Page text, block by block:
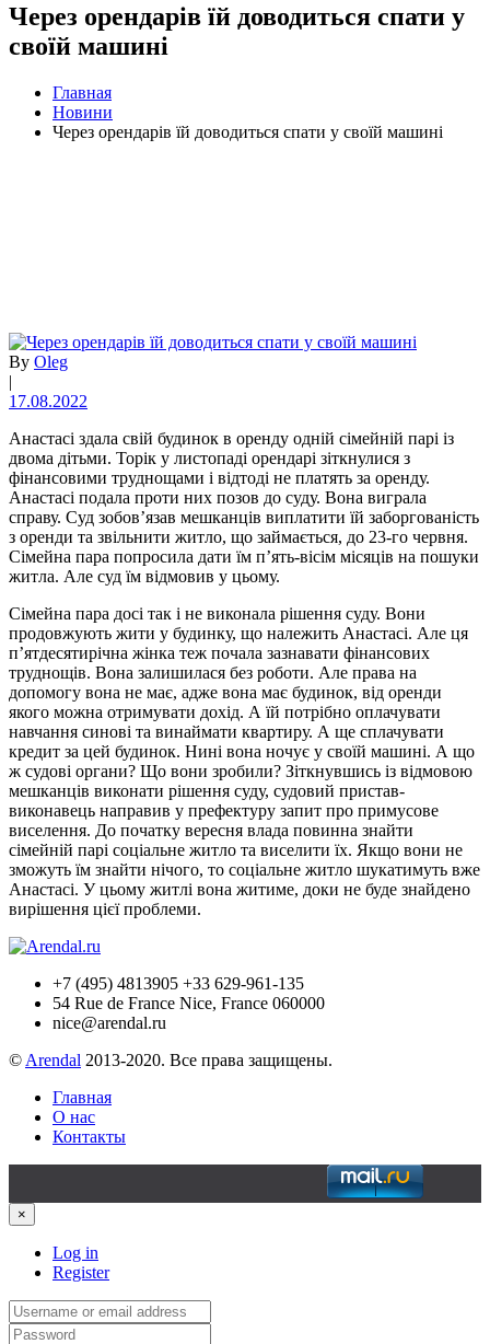
Через орендарів їй доводиться спати у
своїй машині
Главная
Новини
Через орендарів їй доводиться спати у своїй машині
By Oleg
|
17.08.2022
Анастасі здала свій будинок в оренду одній сімейній парі із
двома дітьми. Торік у листопаді орендарі зіткнулися з
фінансовими труднощами і відтоді не платять за оренду.
Анастасі подала проти них позов до суду. Вона виграла
справу. Суд зобов’язав мешканців виплатити їй заборгованість
з оренди та звільнити житло, що займається, до 23-го червня.
Сімейна пара попросила дати їм п’ять-вісім місяців на пошуки
житла. Але суд їм відмовив у цьому.
Сімейна пара досі так і не виконала рішення суду. Вони
продовжують жити у будинку, що належить Анастасі. Але ця
п’ятдесятирічна жінка теж почала зазнавати фінансових
труднощів. Вона залишилася без роботи. Але права на
допомогу вона не має, адже вона має будинок, від оренди
якого можна отримувати дохід. А їй потрібно оплачувати
навчання синові та винаймати квартиру. А ще сплачувати
кредит за цей будинок. Нині вона ночує у своїй машині. А що
ж судові органи? Що вони зробили? Зіткнувшись із відмовою
мешканців виконати рішення суду, судовий пристав-
виконавець направив у префектуру запит про примусове
виселення. До початку вересня влада повинна знайти
сімейній парі соціальне житло та виселити їх. Якщо вони не
зможуть їм знайти нічого, то соціальне житло шукатимуть вже
Анастасі. У цьому житлі вона житиме, доки не буде знайдено
вирішення цієї проблеми.
+7 (495) 4813905 +33 629-961-135
54 Rue de France Nice, France 060000
nice@arendal.ru
© Arendal 2013-2020. Все права защищены.
Главная
О нас
Контакты
×
Log in
Register